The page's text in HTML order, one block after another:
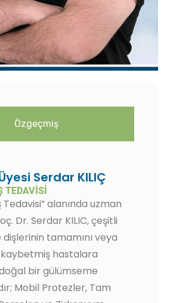
Özgeçmiş
Serdar KILIÇ
TEDAVISI
Tedavisi” alanında uzman
Dr. Serdar KILIC, çeşitli
tamamını veya
kaybetmiş hastalara
doğal bir gülümseme
Mobil Protezler, Tam